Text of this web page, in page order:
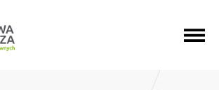
GŁÓWNEGO